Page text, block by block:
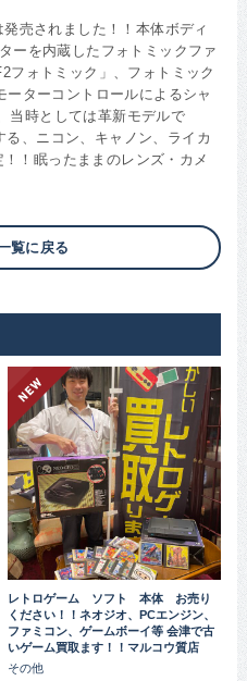
売されました！！本体ボディ
ーを内蔵したフォトミックファ
フォトミック」、フォトミック
ターコントロールによるシャ
当時としては革新モデルで
、ニコン、キャノン、ライカ
！眠ったままのレンズ・カメ
覧に戻る
レトロゲーム ソフト 本体 お売り
ください！！ネオジオ、PCエンジン、
ファミコン、ゲームボーイ等 会津で古
いゲーム買取ます！！マルコウ質店
その他